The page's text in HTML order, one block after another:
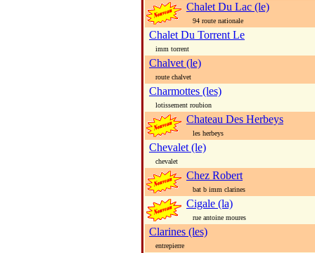
Chalet Du Lac (le)
94 route nationale
Chalet Du Torrent Le
imm torrent
Chalvet (le)
route chalvet
Charmottes (les)
lotissement roubion
Chateau Des Herbeys
les herbeys
Chevalet (le)
chevalet
Chez Robert
bat b imm clarines
Cigale (la)
rue antoine moures
Clarines (les)
entrepierre